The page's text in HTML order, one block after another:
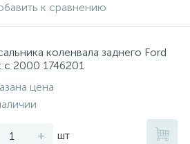
к сравнению
коленвала заднего Ford
с 2000 1746201
цена
+ шт